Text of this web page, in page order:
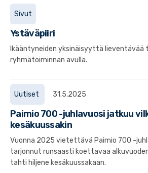
Sivut
Ystäväpiiri
Ikääntyneiden yksinäisyyttä lieventävää
ryhmätoiminnan avulla.
Uutiset 31.5.2025
Paimio 700 -juhlavuosi jatkuu
kesäkuussakin
Vuonna 2025 vietettävä Paimio 700 -
tarjonnut runsaasti koettavaa
tahti hiljene kesäkuussakaan.